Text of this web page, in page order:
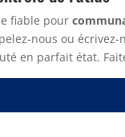
fiable pour
nous ou
en parfait état.